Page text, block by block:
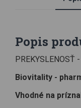
(Cynnamonum
(Allium sativum)
(plnidlo),
Popis
PREKYSLENOSŤ
Biovitality -
Vhodné na